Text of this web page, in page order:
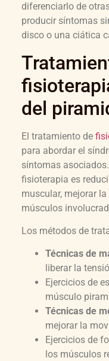
diferenciarlo de
producir síntomas
disco o una ciática
del
El tratamiento de
para abordar el
síntomas
fisioterapia es
muscular, mejorar
músculos
Los métodos de
Técnicas de
liberar la
Ejercicios de
músculo
Técnicas de
mejorar la
Ejercicios de
los músculos